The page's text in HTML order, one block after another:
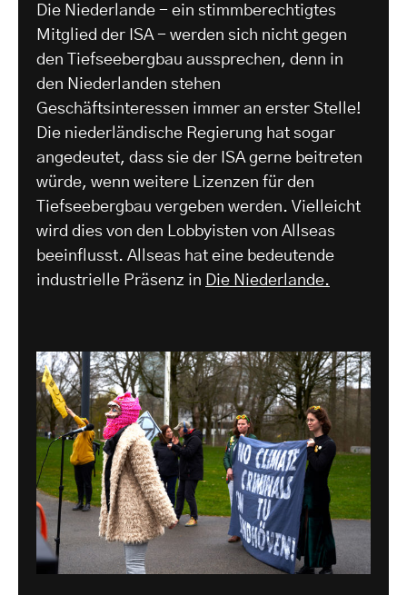
Die Niederlande - ein stimmberechtigtes
Mitglied der ISA - werden sich nicht gegen
den Tiefseebergbau aussprechen, denn in
den Niederlanden stehen
Geschäftsinteressen immer an erster Stelle!
Die niederländische Regierung hat sogar
angedeutet, dass sie der ISA gerne beitreten
würde, wenn weitere Lizenzen für den
Tiefseebergbau vergeben werden. Vielleicht
wird dies von den Lobbyisten von Allseas
beeinflusst. Allseas hat eine bedeutende
industrielle Präsenz in Die Niederlande.